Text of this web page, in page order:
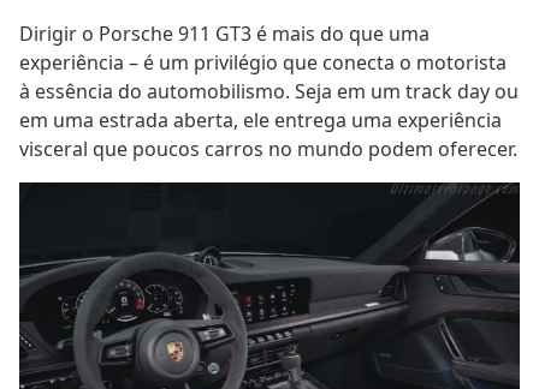
Dirigir o Porsche 911 GT3 é mais do que uma
experiência – é um privilégio que conecta o motorista
à essência do automobilismo. Seja em um track day ou
em uma estrada aberta, ele entrega uma experiência
visceral que poucos carros no mundo podem oferecer.